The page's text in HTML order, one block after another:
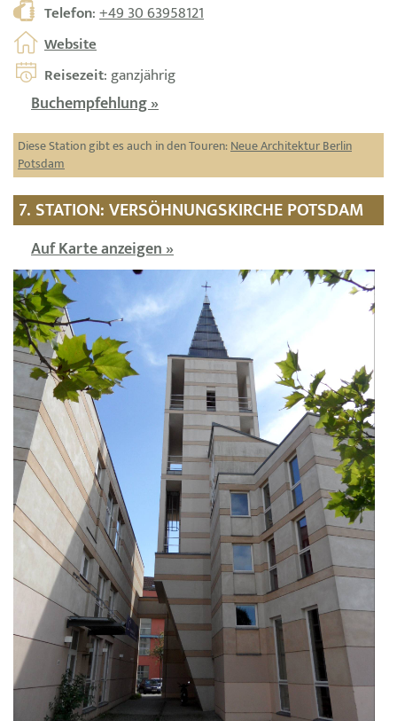
Telefon:+49 30 63958121
Website
Reisezeit: ganzjährig
Buchempfehlung »
Diese Station gibt es auch in den Touren:Neue Architektur Berlin
Potsdam
7. STATION: VERSÖHNUNGSKIRCHE POTSDAM
Auf Karte anzeigen »